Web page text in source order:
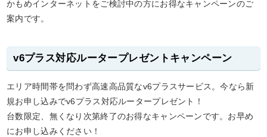
かもめインターネットをご検討中の方にお得なキャンペーンのご
案内です。
v6プラス対応ルータープレゼントキャンペーン
エリア時間帯を問わず高速高品質なv6プラスサービス。今なら新
規お申し込みでv6プラス対応ルータープレゼント！
台数限定、無くなり次第終了のお得なキャンペーンです。お早め
にお申し込みください！